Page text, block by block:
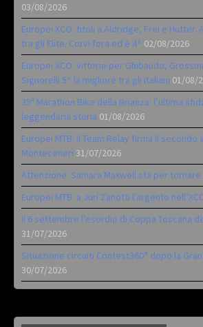
03/08/2026
Europei XCO: titoli a Aldridge, Frei e
tra gli Elite. Corvi fora ed è 4^ 02/08/2026
Europei XCO: vittorie per Ghibaudo,
Signorelli 5^ la migliore tra gli italiani 01/08/
35ª Marathon Bike della Brianza: l’ultima
leggendaria storia 01/08/2026
Europei MTB: il Team Relay firma il
Monteceneri 31/07/2026
Attenzione: Samara Maxwell sta per tornare
Europei MTB: a Juri Zanotti l’argento nell’XCC
Il 6 settembre l’esordio di Coppa Toscana
31/07/2026
Situazione circuiti Contest360° dopo la
30/07/2026